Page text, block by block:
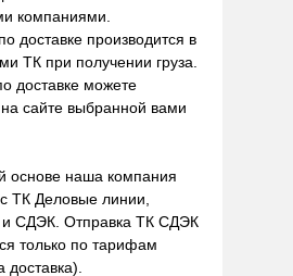
компаниями.
доставке производится в
ТК при получении груза.
доставке можете
сайте выбранной вами
основе наша компания
ТК Деловые линии,
СДЭК. Отправка ТК СДЭК
только по тарифам
доставка).